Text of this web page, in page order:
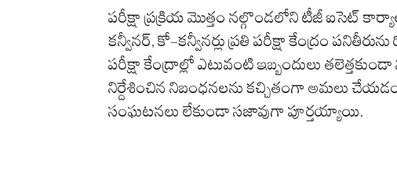
పరీక్షా ప్రక్రియ మొత్తం నల్గొండలోని టీజీ ఐసెట్
కన్వీనర్, కో-కన్వీనర్లు ప్రతి పరీక్షా కేంద్రం
పరీక్షా కేంద్రాల్లో ఎటువంటి ఇబ్బందులు తలెత్తకుండా
నిర్దేశించిన నిబంధనలను కచ్చితంగా అమలు
సంఘటనలు లేకుండా సజావుగా పూర్తయ్యాయి.